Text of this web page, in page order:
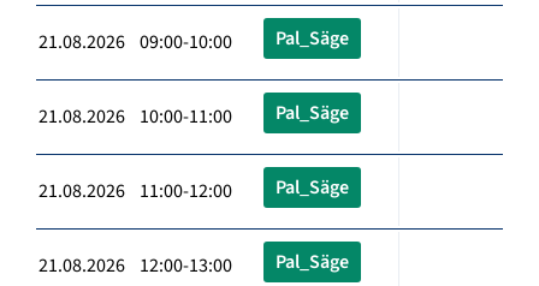
21.08.2026 09:00-10:00 Pal_Säge
21.08.2026 10:00-11:00 Pal_Säge
21.08.2026 11:00-12:00 Pal_Säge
21.08.2026 12:00-13:00 Pal_Säge